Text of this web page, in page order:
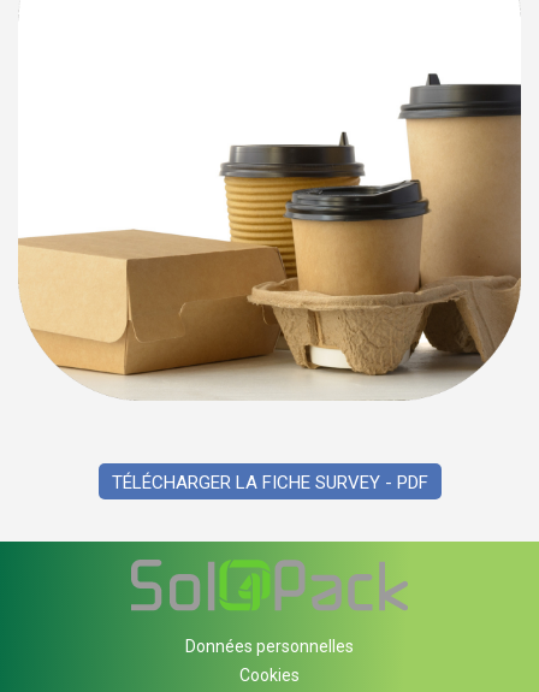
TÉLÉCHARGER LA FICHE SURVEY - PDF
Données personnelles
Cookies